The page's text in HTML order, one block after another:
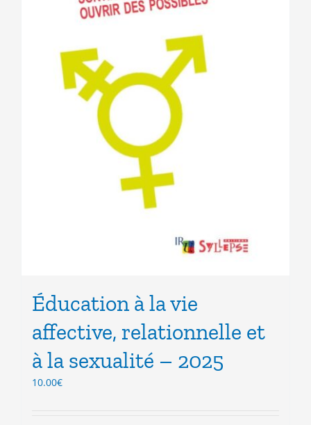
Éducation à la vie
affective, relationnelle et
à la sexualité – 2025
10.00€